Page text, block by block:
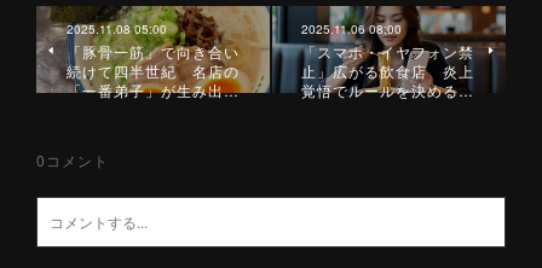
2025.11.08 05:00
「豚骨一筋」で向き合い
続けて四半世紀 名店の
「一番弟子」が生み出…
2025.11.06 08:00
「スマホ・イヤフォン禁
止」広がる飲食店 炎上
覚悟でルールを決める…
0 コメント